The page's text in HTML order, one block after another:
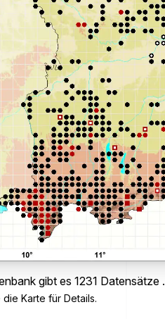
gibt es 1231 Datensätze .
Karte für Details.